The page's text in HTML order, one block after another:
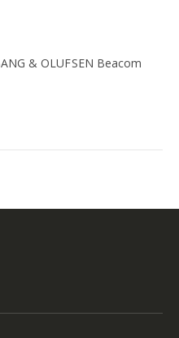
& OLUFSEN Beacom